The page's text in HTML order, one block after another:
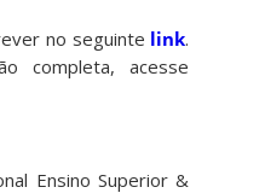
no seguinte link.
completa, acesse
Ensino Superior &